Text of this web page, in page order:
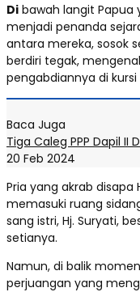
Di bawah langit Papua
menjadi penanda
antara mereka, sosok
berdiri tegak,
pengabdiannya di kursi
Baca Juga
Tiga Caleg PPP Dapil II
20 Feb 2024
Pria yang akrab
memasuki ruang
sang istri, Hj. Suryati,
setianya.
Namun, di balik
perjuangan yang